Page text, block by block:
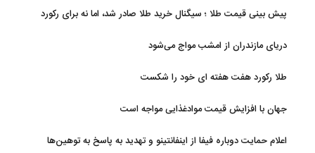
پیش بینی قیمت طلا ؛ سیگنال خرید طلا صادر شد، اما نه برای رکورد
دریای مازندران از امشب مواج می‌شود
طلا رکورد هفت هفته ای خود را شکست
جهان با افزایش قیمت موادغذایی مواجه است
اعلام حمایت دوباره فیفا از اینفانتینو و تهدید به پاسخ به توهین‌ها